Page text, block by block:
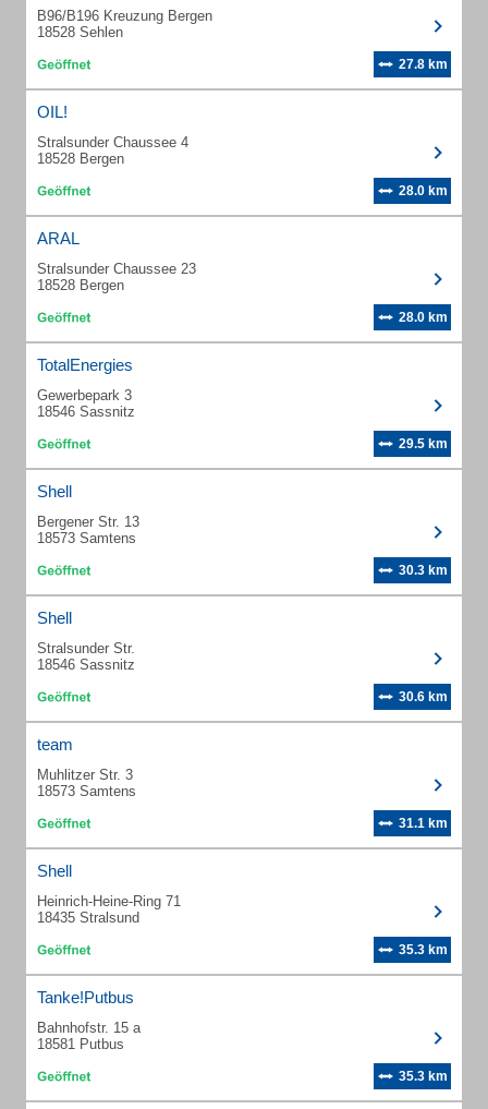
B96/B196 Kreuzung Bergen
18528 Sehlen
27.8 km
OIL!
Stralsunder Chaussee 4
18528 Bergen
28.0 km
ARAL
Stralsunder Chaussee 23
18528 Bergen
28.0 km
TotalEnergies
Gewerbepark 3
18546 Sassnitz
29.5 km
Shell
Bergener Str. 13
18573 Samtens
30.3 km
Shell
Stralsunder Str.
18546 Sassnitz
30.6 km
team
Muhlitzer Str. 3
18573 Samtens
31.1 km
Shell
Heinrich-Heine-Ring 71
18435 Stralsund
35.3 km
Tanke!Putbus
Bahnhofstr. 15 a
18581 Putbus
35.3 km